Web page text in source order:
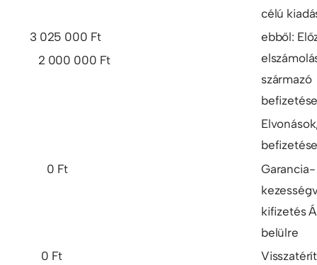
célú
3 025 000 Ft
2 000 000 Ft
ebből:
származó
0 Ft
Garancia-
kifizetés
belülre
0 Ft